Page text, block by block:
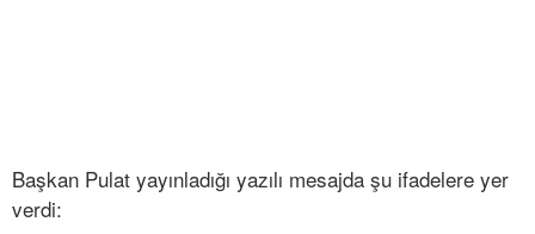
Başkan Pulat yayınladığı yazılı mesajda şu ifadelere yer
verdi: